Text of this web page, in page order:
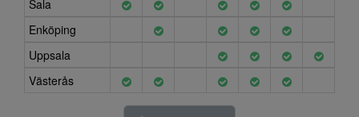
Sala
Enköping
Uppsala
Västerås